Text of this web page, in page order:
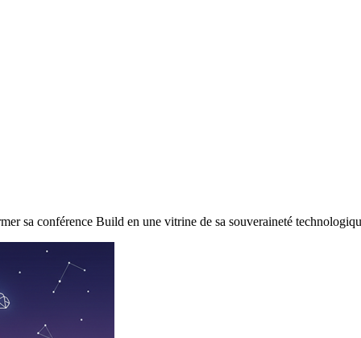
sa conférence Build en une vitrine de sa souveraineté